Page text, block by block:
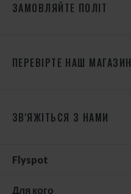
ЗАМОВЛЯЙТЕ ПОЛІТ
ПЕРЕВІРТЕ НАШ МАГАЗИН
ЗВ'ЯЖІТЬСЯ З НАМИ
Flyspot
Для кого